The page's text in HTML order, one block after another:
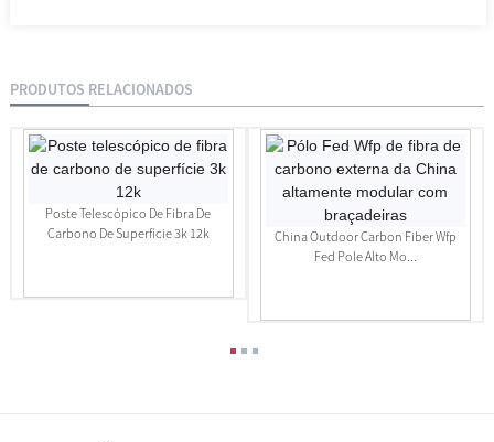
PRODUTOS RELACIONADOS
Poste Telescópico De Fibra De
Carbono De Superfície 3k 12k
China Outdoor Carbon Fiber Wfp
Fed Pole Alto Mo...